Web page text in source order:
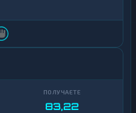
83,22